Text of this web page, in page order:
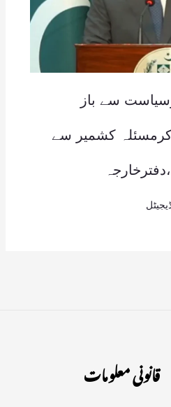
سے باز
کرمسئلہ کشمیر سے
قانونی معلومات